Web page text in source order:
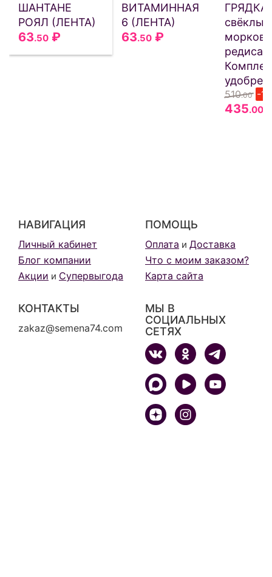
ШАНТАНЕ
РОЯЛ (ЛЕНТА)
63.50 ₽
ВИТАМИННАЯ
6 (ЛЕНТА)
63.50 ₽
ГРЯДКА
свёклы,
редиса
510.00 -
435.00
НАВИГАЦИЯ
Личный кабинет
Блог компании
Акции и Супервыгода
ПОМОЩЬ
Оплата и Доставка
Что с моим заказом?
Карта сайта
КОНТАКТЫ
zakaz@semena74.com
МЫ В
СОЦИАЛЬНЫХ
СЕТЯХ